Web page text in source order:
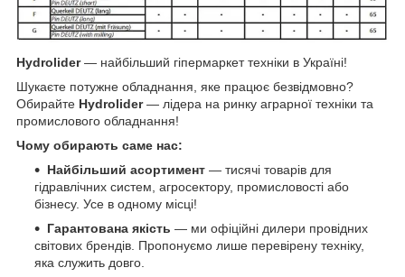
Hydrolider— найбільший гіпермаркет техніки в Україні!
Шукаєте потужне обладнання, яке працює безвідмовно?
Обирайте Hydrolider— лідера на ринку аграрної техніки та
промислового обладнання!
Чому обирають саме нас:
Найбільший асортимент — тисячі товарів для
гідравлічних систем, агросектору, промисловості або
бізнесу. Усе в одному місці!
Гарантована якість — ми офіційні дилери провідних
світових брендів. Пропонуємо лише перевірену техніку,
яка служить довго.